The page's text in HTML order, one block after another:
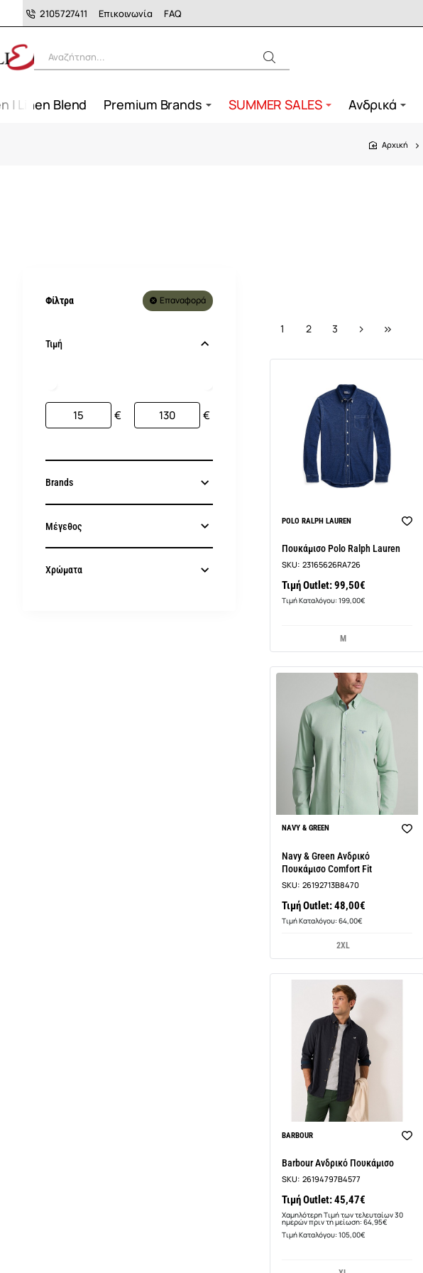
2105727411 Επικοινωνία FAQ
Αναζήτηση...
| Linen Blend Premium Brands SUMMER SALES Ανδρικά
home
Φίλτρα Επαναφορά
Τιμή
€ €
Brands
Μέγεθος
Χρώματα
1 2 3
POLO RALPH LAUREN
Πουκάμισο Polo Ralph Lauren
SKU: 23165626RA726
Τιμή Outlet: 99,50€
Τιμή Καταλόγου: 199,00€
M
NAVY & GREEN
Navy & Green Ανδρικό
Πουκάμισο Comfort Fit
SKU: 26192713B8470
Τιμή Outlet: 48,00€
Τιμή Καταλόγου: 64,00€
2XL
-30%
BARBOUR
Barbour Ανδρικό Πουκάμισο
SKU: 26194797B4577
Τιμή Outlet: 45,47€
Χαμηλότερη Τιμή των τελευταίων 30
ημερών πριν τη μείωση: 64,95€
Τιμή Καταλόγου: 105,00€